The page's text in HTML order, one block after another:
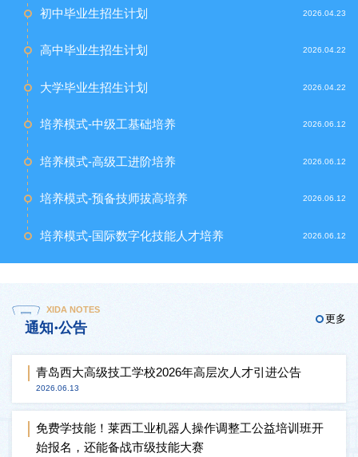
初中毕业生招生计划 2026.04.23
高中毕业生招生计划 2026.04.22
大学毕业生招生计划 2026.04.22
培养模式-中级工基础培养 2026.06.12
培养模式-高级工进阶培养 2026.06.12
培养模式-预备技师拔高培养 2026.06.12
培养模式-国际数字化技能人才培养 2026.06.12
XIDA NOTES
通知·公告
更多
青岛西大高级技工学校2026年高层次人才引进公告
2026.06.13
免费学技能！莱西工业机器人操作调整工公益培训班开
始报名，还能备战市级技能大赛